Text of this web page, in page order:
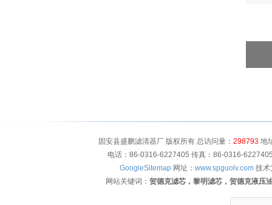
固安县盛鹏滤清器厂 版权所有 总访问量： 298793地
电话：86-0316-6227405 传真：86-0316-
GoogleSitemap 网址： www.spguolv.com 技术
网站关键词： 贺德克滤芯，黎明滤芯，贺德克液压